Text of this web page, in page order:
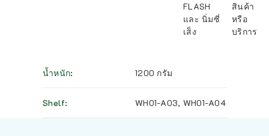
FLASH
และ นิ่มซี่
เส็ง
สินค้า
หรือ
บริการ
น้ำหนัก 1200 กรัม
Shelf WH01-A03, WH01-A04